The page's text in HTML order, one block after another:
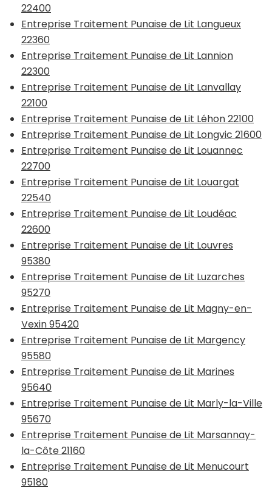
22400
Entreprise Traitement Punaise de Lit Langueux
22360
Entreprise Traitement Punaise de Lit Lannion
22300
Entreprise Traitement Punaise de Lit Lanvallay
22100
Entreprise Traitement Punaise de Lit Léhon 22100
Entreprise Traitement Punaise de Lit Longvic 21600
Entreprise Traitement Punaise de Lit Louannec
22700
Entreprise Traitement Punaise de Lit Louargat
22540
Entreprise Traitement Punaise de Lit Loudéac
22600
Entreprise Traitement Punaise de Lit Louvres
95380
Entreprise Traitement Punaise de Lit Luzarches
95270
Entreprise Traitement Punaise de Lit Magny-en-
Vexin 95420
Entreprise Traitement Punaise de Lit Margency
95580
Entreprise Traitement Punaise de Lit Marines
95640
Entreprise Traitement Punaise de Lit Marly-la-Ville
95670
Entreprise Traitement Punaise de Lit Marsannay-
la-Côte 21160
Entreprise Traitement Punaise de Lit Menucourt
95180